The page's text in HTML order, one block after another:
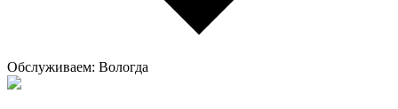
Обслуживаем: Вологда